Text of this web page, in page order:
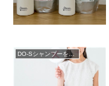
DO-Sシャンプーを購入